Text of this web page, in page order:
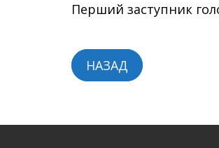
Перший заступник
НАЗАД